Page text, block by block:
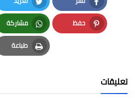
Facebook
Twitter
حفظ
Pinterest
مشاركة
Whatsapp
طباعة
Print
تعليقات